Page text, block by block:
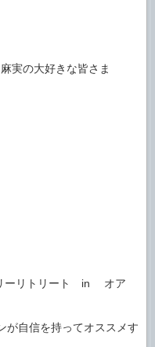
麻実の大好きな皆さま
リーリトリート in オア
が自信を持ってオススメす